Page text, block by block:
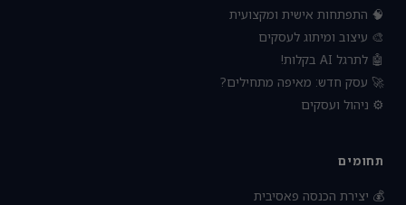
🧠 התפתחות אישית ומקצועית
🎨 עיצוב ומיתוג לעסקים
🤖 לתרגל AI בקלות!
🚀 עסק חדש: מאיפה מתחילים?
⚙️ ניהול ועסקים
תחומים
💰 יצירת הכנסה פאסיבית